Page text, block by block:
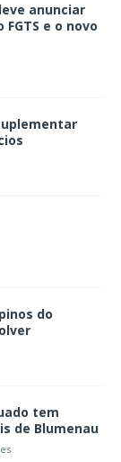
anunciar
e o novo
do
tem
de Blumenau